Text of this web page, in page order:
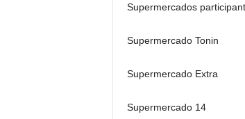
Supermercados
Supermercado Tonin
Supermercado Extra
Supermercado 14